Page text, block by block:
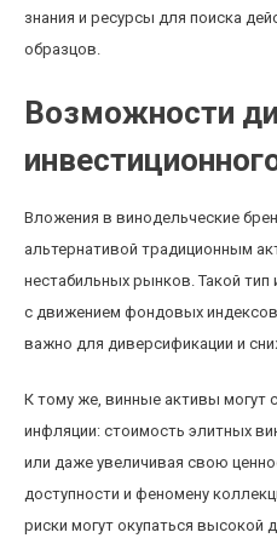
знания и ресурсы для поиска
образцов.
Возможности
Вложения в винодельческие
альтернативой традиционным
нестабильных рынков. Такой
с движением фондовых
важно для диверсификации и
К тому же, винные активы могут
инфляции: стоимость элитных
или даже увеличивая свою
доступности и феномену
риски могут окупаться высокой